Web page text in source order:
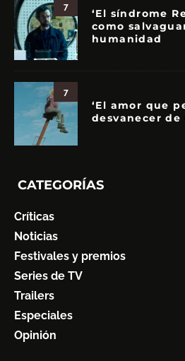
7
‘El síndrome
como
humanidad
7
‘El amor que
desvanecer
CATEGORÍAS
Críticas
Noticias
Festivales y premios
Series de TV
Trailers
Especiales
Opinión